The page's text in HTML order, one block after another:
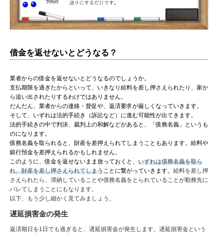
借金を返せないとどうなる？
業者からの借金を返せないとどうなるのでしょうか。
支払期限を過ぎたからといって、いきなり給料を差し押さえられたり、家か
ら追い出されたりするわけではありません。
だんだん、業者からの連絡・督促や、返済要求が厳しくなっていきます。
そして、いずれは法的手続き（訴訟など）に進む可能性が出てきます。
法的手続きの中で判決、裁判上の和解などがあると、「債務名義」というも
のになります。
債務名義を取られると、財産を差押えられてしまうこともあります。給料や
銀行預金を差押えられるかもしれません。
このように、借金を返せないまま放っておくと、 いずれは債務名義を取ら
れ、財産を差し押さえられてしまう ことに繋がっていきます。 給料を差し押
さえられたら、滞納していることや債務名義をとられていることが勤務先に
バレてしまうことにもなります。
以下、もう少し細かく見てみましょう。
遅延損害金の発生
返済期日を1 日でも過ぎると、遅延損害金が発生します。遅延損害金という